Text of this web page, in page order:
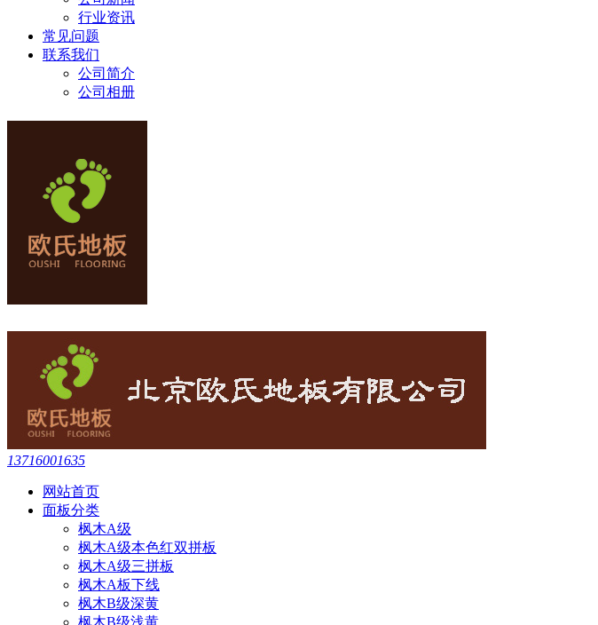
行业资讯
常见问题
联系我们
公司简介
公司相册
13716001635
网站首页
面板分类
枫木A级
枫木A级本色红双拼板
枫木A级三拼板
枫木A板下线
枫木B级深黄
枫木B级浅黄